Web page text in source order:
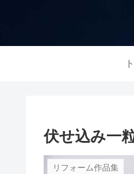
伏せ込み一
リフォーム作品集